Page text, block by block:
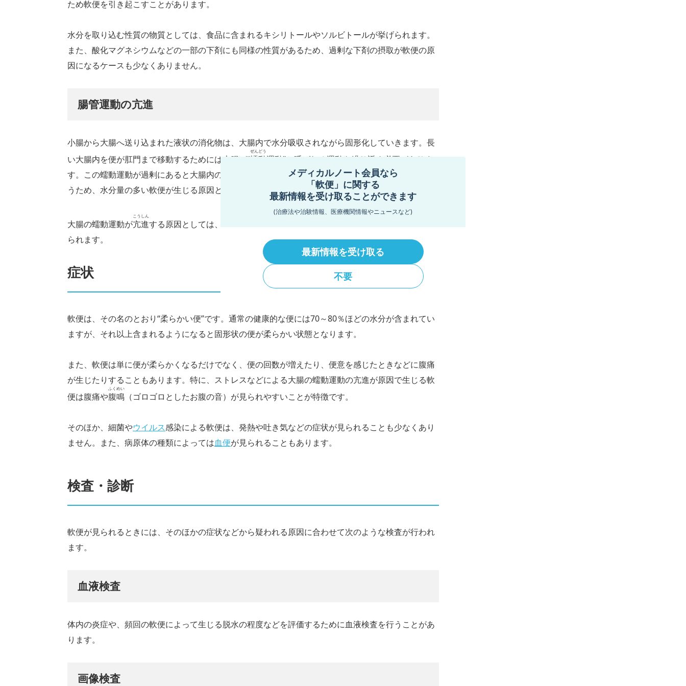
メディカルノート会員なら
「軟便」に関する
最新情報を受け取ることができます
(治療法や治験情報、医療機関情報やニュースなど)
最新情報を受け取る
不要
ため軟便を引き起こすことがあります。
水分を取り込む性質の物質としては、食品に含まれるキシリトールやソルビトールが挙げられます。
また、酸化マグネシウムなどの一部の下剤にも同様の性質があるため、過剰な下剤の摂取が軟便の原
因になるケースも少なくありません。
腸管運動の亢進
小腸から大腸へ送り込まれた液状の消化物は、大腸内で水分吸収されながら固形化していきます。長
い大腸内を便が肛門まで移動するためには大腸が“蠕動
ぜんどう
運動”と呼ばれる運動を繰り返す必要がありま
す。この蠕動運動が過剰にあると大腸内の便は十分に水分が吸収されないまま肛門まで運ばれてしま
うため、水分量の多い軟便が生じる原因となります。
大腸の蠕動運動が亢進
こうしん
する原因としては、ストレスなどによる自律神経の乱れ、暴飲暴食などが挙げ
られます。
症状
軟便は、その名のとおり“柔らかい便”です。通常の健康的な便には70～80％ほどの水分が含まれてい
ますが、それ以上含まれるようになると固形状の便が柔らかい状態となります。
また、軟便は単に便が柔らかくなるだけでなく、便の回数が増えたり、便意を感じたときなどに腹痛
が生じたりすることもあります。特に、ストレスなどによる大腸の蠕動運動の亢進が原因で生じる軟
便は腹痛や腹鳴
ふくめい
（ゴロゴロとしたお腹の音）が見られやすいことが特徴です。
そのほか、細菌やウイルス感染による軟便は、発熱や吐き気などの症状が見られることも少なくあり
ません。また、病原体の種類によっては血便が見られることもあります。
検査・診断
軟便が見られるときには、そのほかの症状などから疑われる原因に合わせて次のような検査が行われ
ます。
血液検査
体内の炎症や、頻回の軟便によって生じる脱水の程度などを評価するために血液検査を行うことがあ
ります。
画像検査